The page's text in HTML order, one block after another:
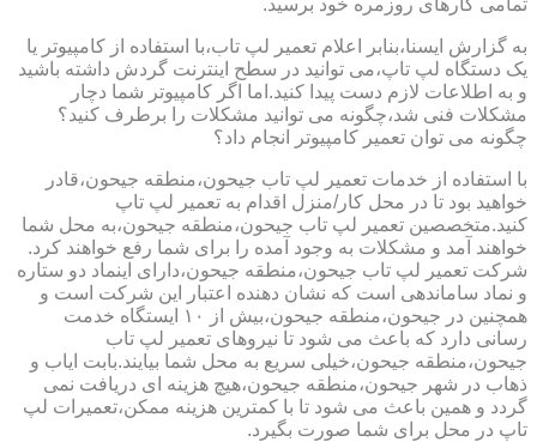
تمامی کارهای روزمره خود برسید.
به گزارش ایسنا،بنابر اعلام تعمیر لپ تاب،با استفاده از کامپیوتر یا
یک دستگاه لپ تاپ،می توانید در سطح اینترنت گردش داشته باشید
و به اطلاعات لازم دست پیدا کنید.اما اگر کامپیوتر شما دچار
مشکلات فنی شد،چگونه می توانید مشکلات را برطرف کنید؟
چگونه می توان تعمیر کامپیوتر انجام داد؟
با استفاده از خدمات تعمیر لپ تاب جیحون،منطقه جیحون،قادر
خواهید بود تا در محل کار/منزل اقدام به تعمیر لپ تاپ
کنید.متخصصین تعمیر لپ تاب جیحون،منطقه جیحون،به محل شما
خواهند آمد و مشکلات به وجود آمده را برای شما رفع خواهند کرد.
شرکت تعمیر لپ تاب جیحون،منطقه جیحون،دارای اینماد دو ستاره
و نماد ساماندهی است که نشان دهنده اعتبار این شرکت است و
همچنین در جیحون،منطقه جیحون،بیش از ۱۰ ایستگاه خدمت
رسانی دارد که باعث می شود تا نیروهای تعمیر لپ تاب
جیحون،منطقه جیحون،خیلی سریع به محل شما بیایند.بابت ایاب و
ذهاب در شهر جیحون،منطقه جیحون،هیچ هزینه ای دریافت نمی
گردد و همین باعث می شود تا با کمترین هزینه ممکن،تعمیرات لپ
تاپ در محل برای شما صورت بگیرد.